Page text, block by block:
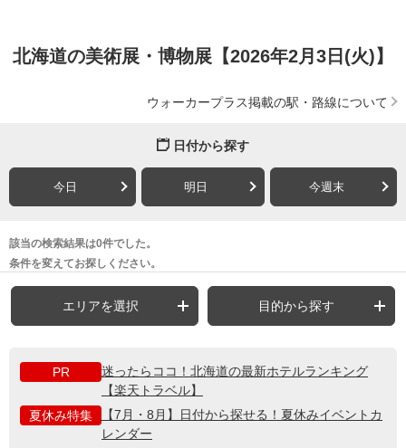
北海道の美術展・博物展【2026年2月3日(火)】
ウォーカープラス掲載の駅・路線について
日付から探す
今日 明日 今週末
該当の検索結果は0件でした。
条件を変えてお探しください。
エリアを選択 目的から探す
PR
迷ったらココ！北海道の最新ホテルランキング
【楽天トラベル】
夏休み特集
【7月・8月】日付から探せる！夏休みイベントカ
レンダー